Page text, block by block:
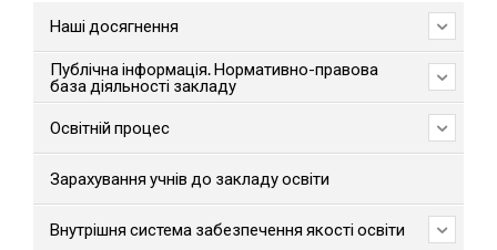
Наші досягнення
Публічна інформація. Нормативно-правова
база діяльності закладу
Освітній процес
Зарахування учнів до закладу освіти
Внутрішня система забезпечення якості освіти